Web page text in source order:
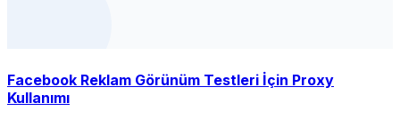
Facebook Reklam Görünüm Testleri İçin Proxy
Kullanımı